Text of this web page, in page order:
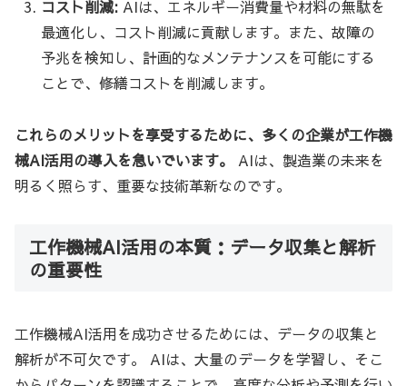
コスト削減: AIは、エネルギー消費量や材料の無駄を
最適化し、コスト削減に貢献します。また、故障の
予兆を検知し、計画的なメンテナンスを可能にする
ことで、修繕コストを削減します。
これらのメリットを享受するために、多くの企業が工作機
械AI活用の導入を急いでいます。
AIは、製造業の未来を
明るく照らす、重要な技術革新なのです。
工作機械AI活用の本質：データ収集と解析
の重要性
工作機械AI活用を成功させるためには、データの収集と
解析が不可欠です。 AIは、大量のデータを学習し、そこ